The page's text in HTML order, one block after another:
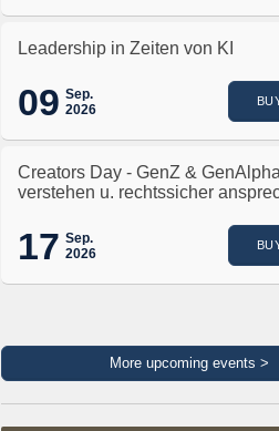
Leadership in Zeiten von KI
09 Sep.
2026
Creators Day - GenZ & GenAlpha
verstehen u. rechtssicher
17 Sep.
2026
More upcoming events >